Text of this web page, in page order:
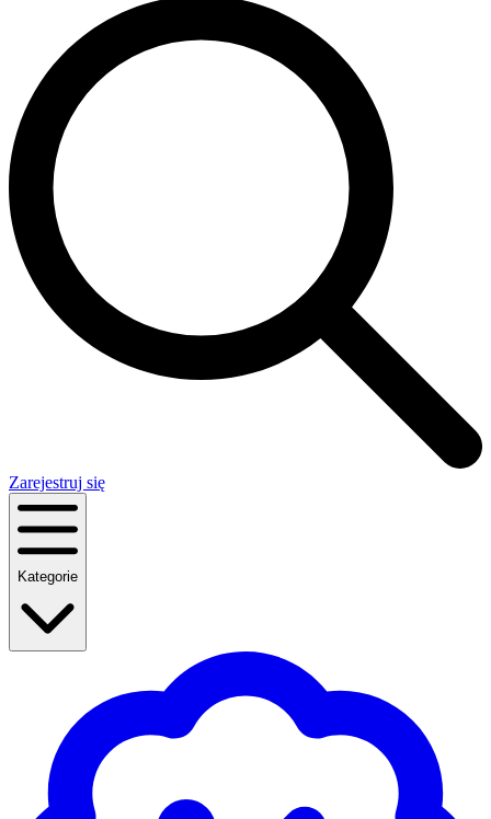
Zarejestruj się
Kategorie